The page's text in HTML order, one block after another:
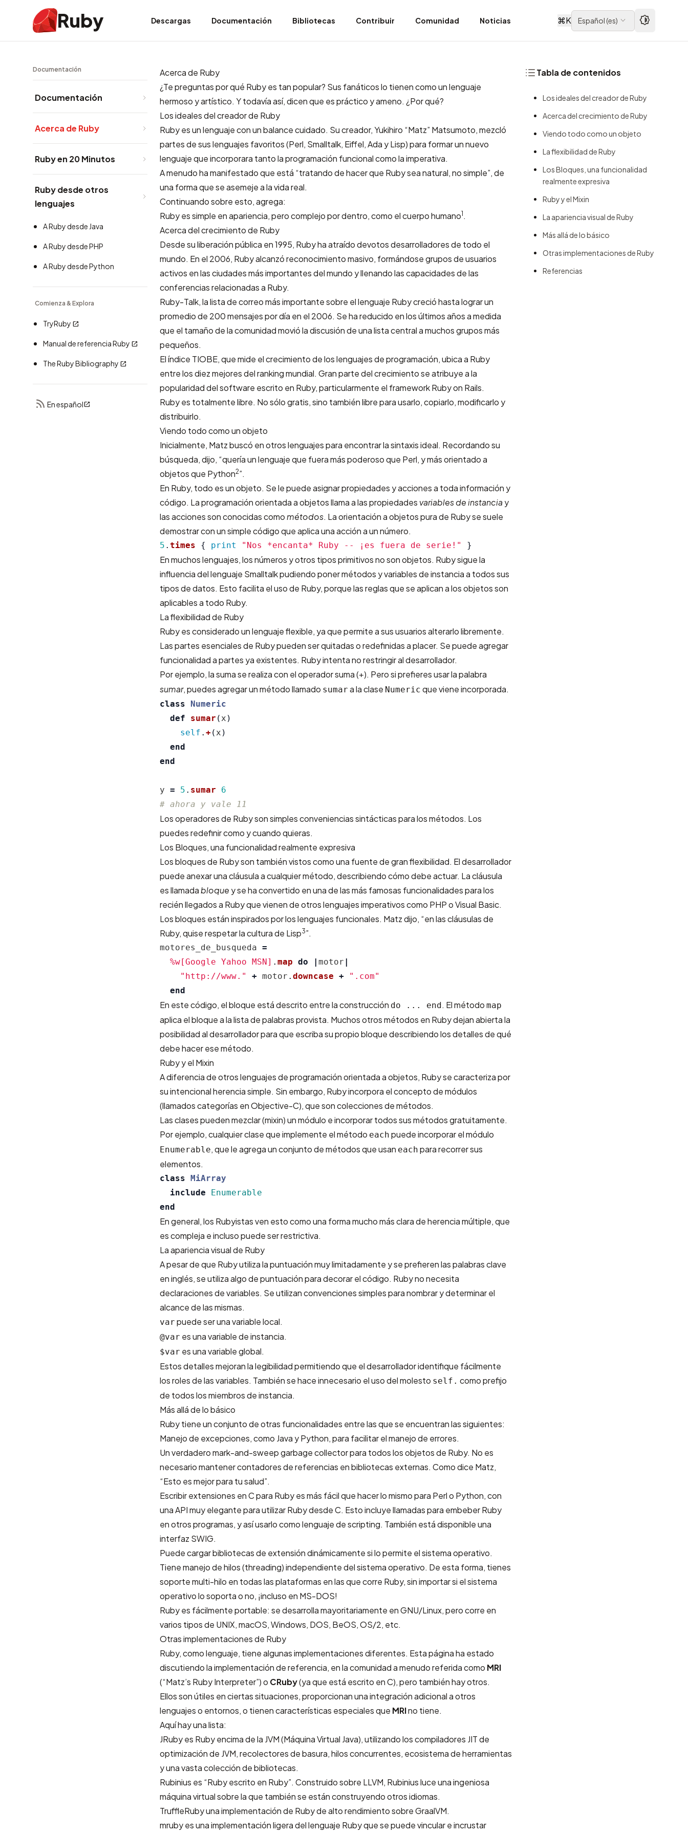
Ruby Descargas Documentación Bibliotecas Contribuir Comunidad Noticias ⌘K Español(es)
Documentación
Documentación
Acerca de Ruby
Ruby en 20 Minutos
Ruby desde otros
lenguajes
A Ruby desde Java
A Ruby desde PHP
A Ruby desde Python
Comienza & Explora
TryRuby
Manual de referencia Ruby
The Ruby Bibliography
En español
Acerca de Ruby
¿Te preguntas por qué Ruby es tan popular? Sus fanáticos lo tienen como un lenguaje
hermoso y artístico. Y todavía así, dicen que es práctico y ameno. ¿Por qué?
Los ideales del creador de Ruby
Ruby es un lenguaje con un balance cuidado. Su creador,Yukihiro “Matz” Matsumoto, mezcló
partes de sus lenguajes favoritos (Perl, Smalltalk, Eiffel, Ada y Lisp) para formar un nuevo
lenguaje que incorporara tanto la programación funcional como la imperativa.
A menudo ha manifestado que está “tratando de hacer que Ruby sea natural, no simple”, de
una forma que se asemeje a la vida real.
Continuando sobre esto, agrega:
Ruby es simple en apariencia, pero complejo por dentro, como el cuerpo humano1 .
Acerca del crecimiento de Ruby
Desde su liberación pública en 1995, Ruby ha atraído devotos desarrolladores de todo el
mundo. En el 2006, Ruby alcanzó reconocimiento masivo, formándose grupos de usuarios
activos en las ciudades más importantes del mundo y llenando las capacidades de las
conferencias relacionadas a Ruby.
Ruby-Talk, lalista de correomás importante sobre el lenguaje Ruby creció hasta lograr un
promedio de 200 mensajes por día en el 2006. Se ha reducido en los últimos años a medida
que el tamaño de la comunidad movió la discusión de una lista central a muchos grupos más
pequeños.
Elíndice TIOBE, que mide el crecimiento de los lenguajes de programación, ubica a Ruby
entre los diez mejores del ranking mundial. Gran parte del crecimiento se atribuye a la
popularidad del software escrito en Ruby, particularmente el frameworkRuby on Rails.
Ruby es totalmente libre. No sólo gratis, sino también libre para usarlo, copiarlo, modificarlo y
distribuirlo.
Viendo todo como un objeto
Inicialmente, Matz buscó en otros lenguajes para encontrar la sintaxis ideal. Recordando su
búsqueda, dijo, “quería un lenguaje que fuera más poderoso que Perl, y más orientado a
objetos que Python2”.
En Ruby, todo es un objeto. Se le puede asignar propiedades y acciones a toda información y
código. La programación orientada a objetos llama a las propiedadesvariables de instanciay
las acciones son conocidas comométodos. La orientación a objetos pura de Ruby se suele
demostrar con un simple código que aplica una acción a un número.
5 . times { print "Nos *encanta* Ruby -- ¡es fuera de serie!" }
En muchos lenguajes, los números y otros tipos primitivos no son objetos. Ruby sigue la
influencia del lenguaje Smalltalk pudiendo poner métodos y variables de instancia a todos sus
tipos de datos. Esto facilita el uso de Ruby, porque las reglas que se aplican a los objetos son
aplicables a todo Ruby.
La flexibilidad de Ruby
Ruby es considerado un lenguaje flexible, ya que permite a sus usuarios alterarlo libremente.
Las partes esenciales de Ruby pueden ser quitadas o redefinidas a placer. Se puede agregar
funcionalidad a partes ya existentes. Ruby intenta no restringir al desarrollador.
Por ejemplo, la suma se realiza con el operador suma (+). Pero si prefieres usar la palabra
sumar, puedes agregar un método llamado sumar a la clase Numeric que viene incorporada.
class
Numeric
def
sumar ( x )
self . +( x )
end
end
y = 5 . sumar
6
# ahora y vale 11
Los operadores de Ruby son simples conveniencias sintácticas para los métodos. Los
puedes redefinir como y cuando quieras.
Los Bloques, una funcionalidad realmente expresiva
Los bloques de Ruby son también vistos como una fuente de gran flexibilidad. El desarrollador
puede anexar una cláusula a cualquier método, describiendo cómo debe actuar. La cláusula
es llamadabloque y se ha convertido en una de las más famosas funcionalidades para los
recién llegados a Ruby que vienen de otros lenguajes imperativos como PHP o Visual Basic.
Los bloques están inspirados por los lenguajes funcionales. Matz dijo, “en las cláusulas de
Ruby, quise respetar la cultura de Lisp3”.
motores_de_busqueda =
%w[Google Yahoo MSN] . map do | motor |
"http://www."
+ motor . downcase +
".com"
end
En este código, el bloque está descrito entre la construcción do ... end. El método map
aplica el bloque a la lista de palabras provista. Muchos otros métodos en Ruby dejan abierta la
posibilidad al desarrollador para que escriba su propio bloque describiendo los detalles de qué
debe hacer ese método.
Ruby y el Mixin
A diferencia de otros lenguajes de programación orientada a objetos, Ruby se caracteriza por
su intencional herencia simple. Sin embargo, Ruby incorpora el concepto de módulos
(llamados categorías en Objective-C), que son colecciones de métodos.
Las clases pueden mezclar (mixin) un módulo e incorporar todos sus métodos gratuitamente.
Por ejemplo, cualquier clase que implemente el método each puede incorporar el módulo
Enumerable, que le agrega un conjunto de métodos que usan each para recorrer sus
elementos.
class MiArray
include
Enumerable
end
En general, los Rubyistas ven esto como una forma mucho más clara de herencia múltiple, que
es compleja e incluso puede ser restrictiva.
La apariencia visual de Ruby
A pesar de que Ruby utiliza la puntuación muy limitadamente y se prefieren las palabras clave
en inglés, se utiliza algo de puntuación para decorar el código. Ruby no necesita
declaraciones de variables. Se utilizan convenciones simples para nombrar y determinar el
alcance de las mismas.
var puede ser una variable local.
@var es una variable de instancia.
$var es una variable global.
Estos detalles mejoran la legibilidad permitiendo que el desarrollador identifique fácilmente
los roles de las variables. También se hace innecesario el uso del molesto self. como prefijo
de todos los miembros de instancia.
Más allá de lo básico
Ruby tiene un conjunto de otras funcionalidades entre las que se encuentran las siguientes:
Manejo de excepciones, como Java y Python, para facilitar el manejo de errores.
Un verdadero mark-and-sweep garbage collector para todos los objetos de Ruby. No es
necesario mantener contadores de referencias en bibliotecas externas. Como dice Matz,
“Esto es mejor para tu salud”.
Escribir extensiones en C para Ruby es más fácil que hacer lo mismo para Perl o Python, con
una API muy elegante para utilizar Ruby desde C. Esto incluye llamadas para embeber Ruby
en otros programas, y así usarlo como lenguaje de scripting. También está disponible una
interfaz SWIG.
Puede cargar bibliotecas de extensión dinámicamente si lo permite el sistema operativo.
Tiene manejo de hilos (threading) independiente del sistema operativo. De esta forma, tienes
soporte multi-hilo en todas las plataformas en las que corre Ruby, sin importar si el sistema
operativo lo soporta o no, ¡incluso en MS-DOS!
Ruby es fácilmente portable: se desarrolla mayoritariamente en GNU/Linux, pero corre en
varios tipos de UNIX, macOS, Windows, DOS, BeOS, OS/2, etc.
Otras implementaciones de Ruby
Ruby, como lenguaje, tiene algunas implementaciones diferentes. Esta página ha estado
discutiendo la implementación de referencia, en la comunidad a menudo referida como MRI
(“Matz’s Ruby Interpreter”) o CRuby(ya que está escrito en C), pero también hay otros.
Ellos son útiles en ciertas situaciones, proporcionan una integración adicional a otros
lenguajes o entornos, o tienen características especiales que MRIno tiene.
Aquí hay una lista:
JRubyes Ruby encima de la JVM (Máquina Virtual Java), utilizando los compiladores JIT de
optimización de JVM, recolectores de basura, hilos concurrentes, ecosistema de herramientas
y una vasta colección de bibliotecas.
Rubinius es “Ruby escrito en Ruby”. Construido sobre LLVM, Rubinius luce una ingeniosa
máquina virtual sobre la que también se están construyendo otros idiomas.
TruffleRubyuna implementación de Ruby de alto rendimiento sobre GraalVM.
mrubyes una implementación ligera del lenguaje Ruby que se puede vincular e incrustar
Tabla de contenidos
Los ideales del creador de Ruby
Acerca del crecimiento de Ruby
Viendo todo como un objeto
La flexibilidad de Ruby
Los Bloques, una funcionalidad
realmente expresiva
Ruby y el Mixin
La apariencia visual de Ruby
Más allá de lo básico
Otras implementaciones de Ruby
Referencias